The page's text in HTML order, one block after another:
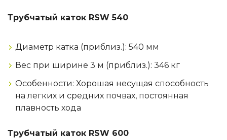
Трубчатый каток RSW 540
Диаметр катка (приблиз.): 540 мм
Вес при ширине 3 м (приблиз.): 346 кг
Особенности: Хорошая несущая способность
на легких и средних почвах, постоянная
плавность хода
Трубчатый каток RSW 600